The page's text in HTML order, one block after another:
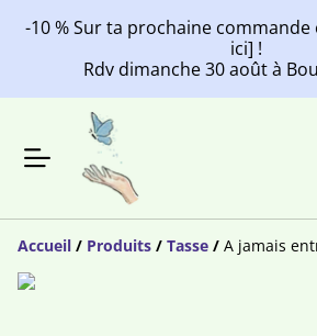
-10 % Sur ta prochaine commande
ici] !
Rdv dimanche 30 août à
Accueil / Produits / Tasse / A jamais